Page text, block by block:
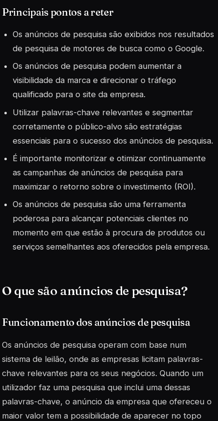
Principais pontos a reter
Os anúncios de pesquisa são exibidos nos resultados
de pesquisa de motores de busca como o Google.
Os anúncios de pesquisa podem aumentar a
visibilidade da marca e direcionar o tráfego
qualificado para o site da empresa.
Utilizar palavras-chave relevantes e segmentar
corretamente o público-alvo são estratégias
essenciais para o sucesso dos anúncios de pesquisa.
É importante monitorizar e otimizar continuamente
as campanhas de anúncios de pesquisa para
maximizar o retorno sobre o investimento (ROI).
Os anúncios de pesquisa são uma ferramenta
poderosa para alcançar potenciais clientes no
momento em que estão à procura de produtos ou
serviços semelhantes aos oferecidos pela empresa.
O que são anúncios de pesquisa?
Funcionamento dos anúncios de pesquisa
Os anúncios de pesquisa operam com base num
sistema de leilão, onde as empresas licitam palavras-
chave relevantes para os seus negócios. Quando um
utilizador faz uma pesquisa que inclui uma dessas
palavras-chave, o anúncio da empresa que ofereceu o
maior valor tem a possibilidade de aparecer no topo